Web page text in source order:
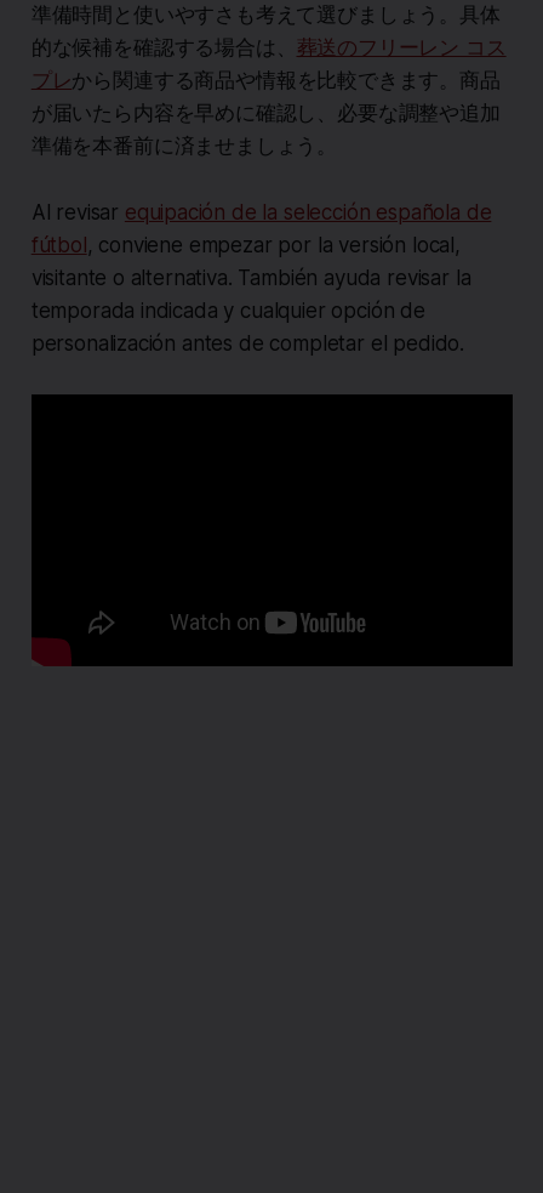
準備時間と使いやすさも考えて選びましょう。具体
的な候補を確認する場合は、 葬送のフリーレン コス
プレから関連する商品や情報を比較できます。商品
が届いたら内容を早めに確認し、必要な調整や追加
準備を本番前に済ませましょう。
Al revisar equipación de la selección española de
fútbol, conviene empezar por la versión local,
visitante o alternativa. También ayuda revisar la
temporada indicada y cualquier opción de
personalización antes de completar el pedido.